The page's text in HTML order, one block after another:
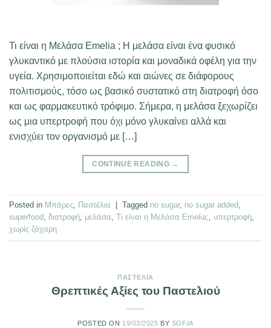
Τι είναι η Μελάσα Emelia ; Η μελάσα είναι ένα φυσικό
γλυκαντικό με πλούσια ιστορία και μοναδικά οφέλη για την
υγεία. Χρησιμοποιείται εδώ και αιώνες σε διάφορους
πολιτισμούς, τόσο ως βασικό συστατικό στη διατροφή όσο
και ως φαρμακευτικό τρόφιμο. Σήμερα, η μελάσα ξεχωρίζει
ως μια υπερτροφή που όχι μόνο γλυκαίνει αλλά και
ενισχύει τον οργανισμό με […]
CONTINUE READING →
Posted in Μπάρες Παστέλια Tagged no sugar, no sugar added
superfood διατροφή μελάσα Τι είναι η Μελάσα Emelia; υπερτροφή
χωρίς ζάχαρη
ΠΑΣΤΈΛΙΑ
Θρεπτικές Αξίες του Παστελιού
POSTED ON 19/03/2025 BY SOFIA